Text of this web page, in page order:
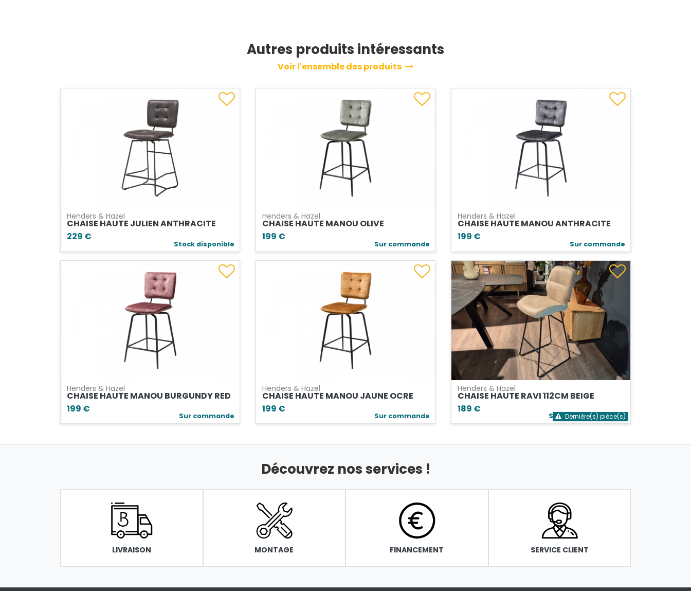
Autres produits intéressants
Voir l'ensemble des produits
Henders & Hazel
CHAISE HAUTE JULIEN ANTHRACITE
229 €
Stock disponible
Henders & Hazel
CHAISE HAUTE MANOU OLIVE
199 €
Sur commande
Henders & Hazel
CHAISE HAUTE MANOU ANTHRACITE
199 €
Sur commande
Henders & Hazel
CHAISE HAUTE MANOU BURGUNDY RED
199 €
Sur commande
Henders & Hazel
CHAISE HAUTE MANOU JAUNE OCRE
199 €
Sur commande
Henders & Hazel
CHAISE HAUTE RAVI 112CM BEIGE
189 €
Stock bientôt épuisé
Dernière(s) pièce(s)
Découvrez nos services !
LIVRAISON MONTAGE FINANCEMENT SERVICE CLIENT